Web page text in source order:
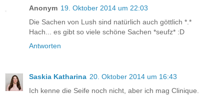
Anonym 19. Oktober 2014 um 22:03
Die Sachen von Lush sind natürlich auch göttlich *.*
Hach... es gibt so viele schöne Sachen *seufz* :D
Antworten
Saskia Katharina 20. Oktober 2014 um 16:43
Ich kenne die Seife noch nicht, aber ich mag Clinique.